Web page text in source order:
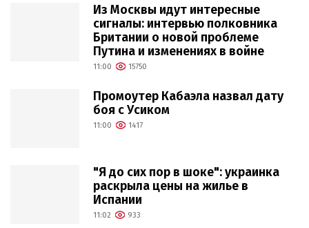
Из Москвы идут интересные
сигналы: интервью полковника
Британии о новой проблеме
Путина и изменениях в войне
11:00 15750
Промоутер Кабаэла назвал дату
боя с Усиком
11:00 1417
"Я до сих пор в шоке": украинка
раскрыла цены на жилье в
Испании
11:02 933